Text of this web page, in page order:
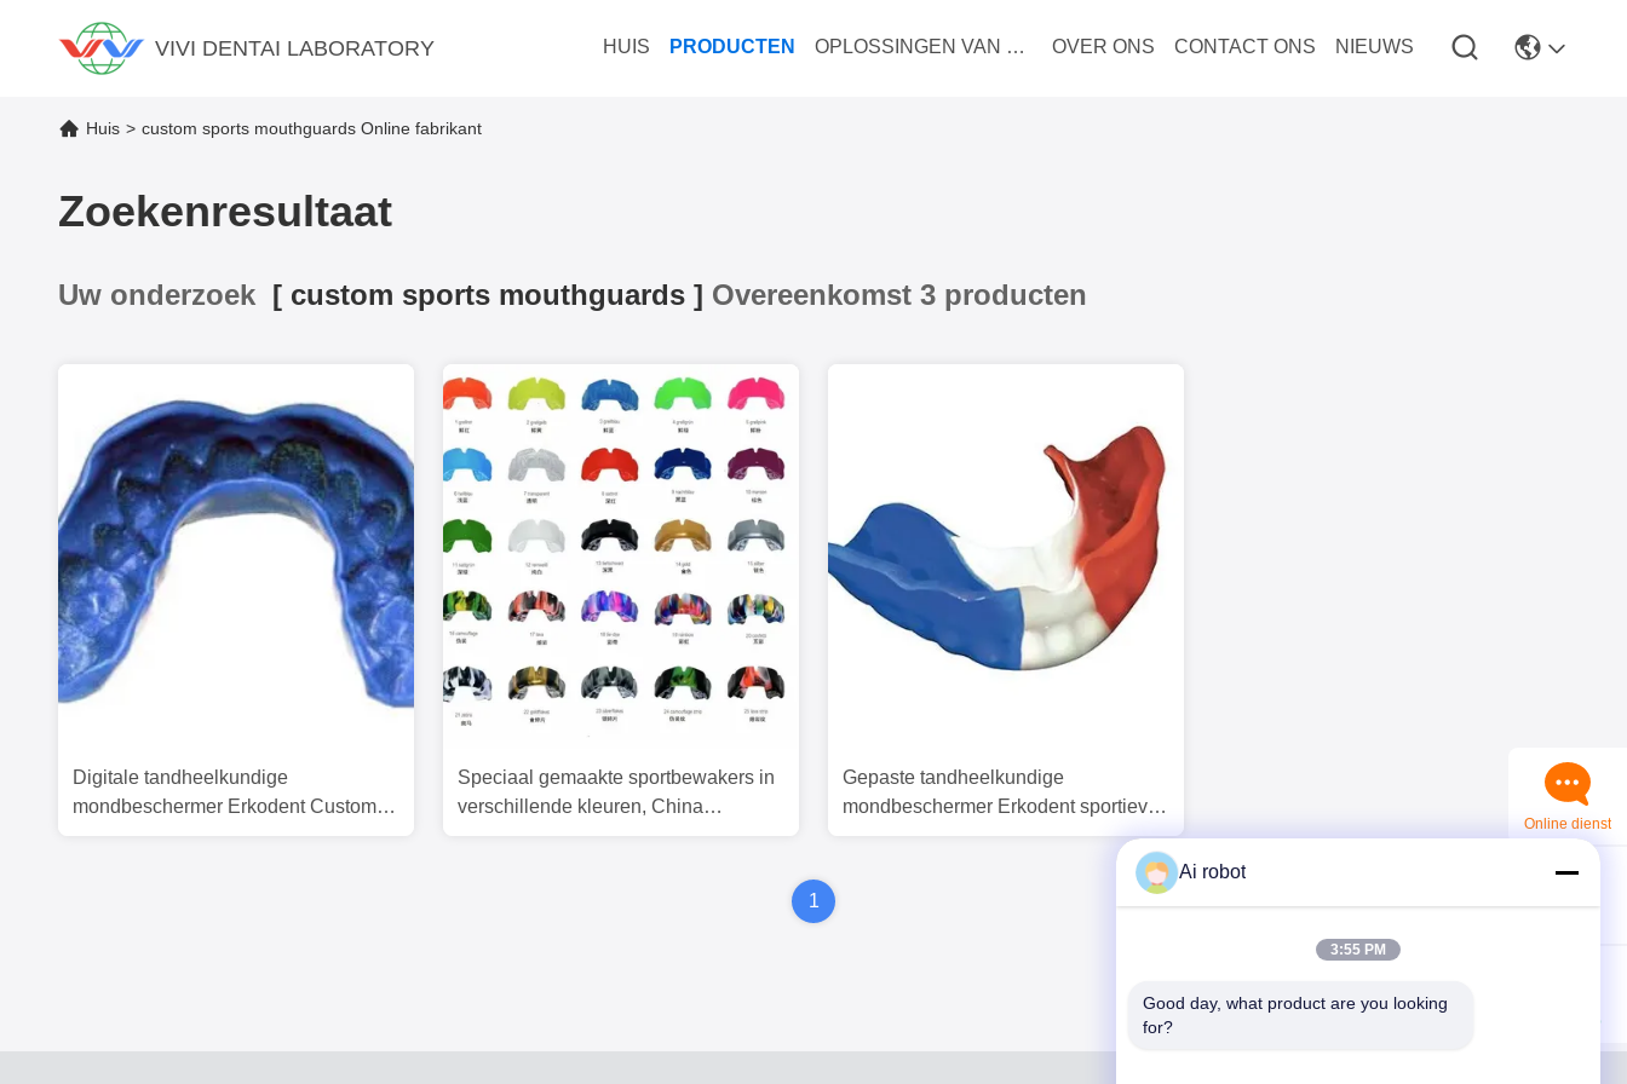
VIVI DENTAI LABORATORY HUIS PRODUCTEN OPLOSSINGEN VAN ZAKEN OVER ONS CONTACT ONS NIEUWS
Huis > custom sports mouthguards Online fabrikant
Zoekenresultaat
Uw onderzoek [ custom sports mouthguards ] Overeenkomst 3 producten
Digitale tandheelkundige
mondbeschermer Erkodent Custom
Speciaal gemaakte sportbewakers in
verschillende kleuren, China
Gepaste tandheelkundige
mondbeschermer Erkodent sportieve
1
Online dienst
Contact
WhatsApp
Ai robot
3:55 PM
Good day, what product are you looking
for?